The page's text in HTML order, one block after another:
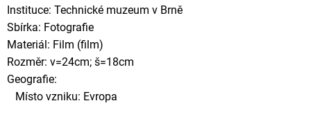
Instituce: Technické muzeum v Brně
Sbírka: Fotografie
Materiál: Film (film)
Rozměr: v=24cm; š=18cm
Geografie:
Místo vzniku: Evropa